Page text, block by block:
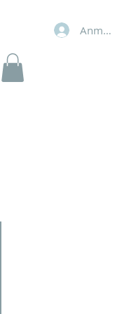
Anmelden